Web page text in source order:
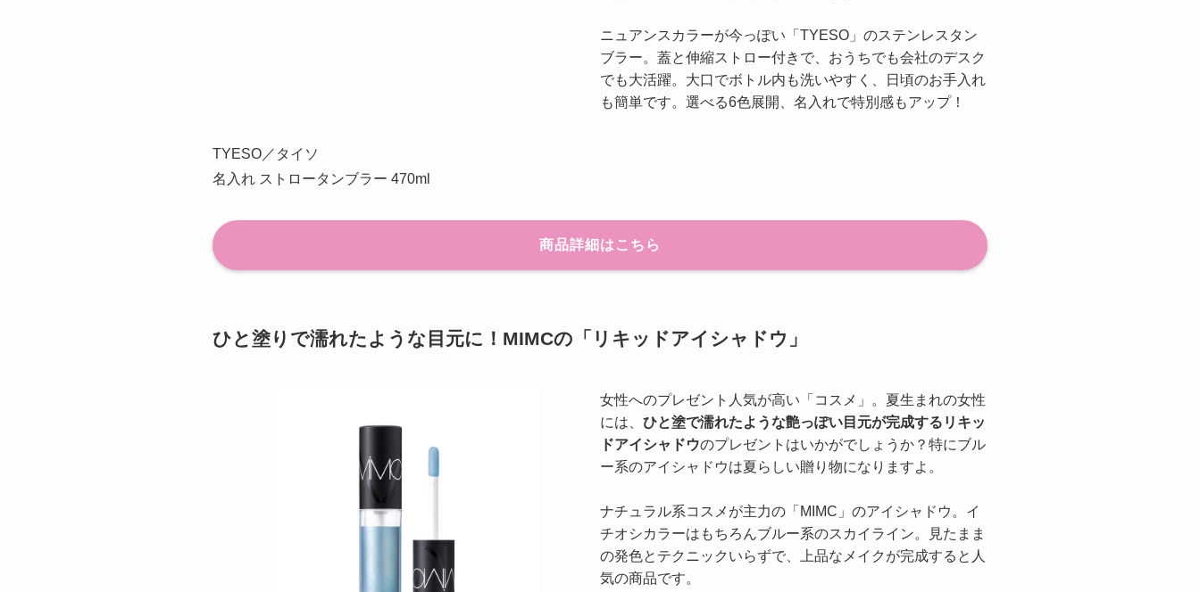
ニュアンスカラーが今っぽい「TYESO」のステンレスタン
ブラー。蓋と伸縮ストロー付きで、おうちでも会社のデスク
でも大活躍。大口でボトル内も洗いやすく、日頃のお手入れ
も簡単です。選べる6色展開、名入れで特別感もアップ！
TYESO／タイソ
名入れ ストロータンブラー 470ml
商品詳細はこちら
ひと塗りで濡れたような目元に！MIMCの「リキッドアイシャドウ」
女性へのプレゼント人気が高い「コスメ」。夏生まれの女性
には、 ひと塗で濡れたような艶っぽい目元が完成するリキッ
ドアイシャドウのプレゼントはいかがでしょうか？特にブル
ー系のアイシャドウは夏らしい贈り物になりますよ。
ナチュラル系コスメが主力の「MIMC」のアイシャドウ。イ
チオシカラーはもちろんブルー系のスカイライン。見たまま
の発色とテクニックいらずで、上品なメイクが完成すると人
気の商品です。